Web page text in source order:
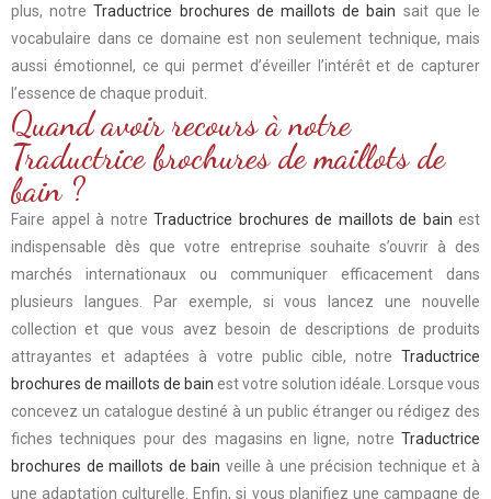
plus, notreTraductrice brochures de maillots de bain sait que le
vocabulaire dans ce domaine est non seulement technique, mais
aussi émotionnel, ce qui permet d’éveiller l’intérêt et de capturer
l’essence de chaque produit.
Quand avoir recours à notre
Traductrice brochures de maillots de
bain ?
Faire appel à notre Traductrice brochures de maillots de bain est
indispensable dès que votre entreprise souhaite s’ouvrir à des
marchés internationaux ou communiquer efficacement dans
plusieurs langues. Par exemple, si vous lancez une nouvelle
collection et que vous avez besoin de descriptions de produits
attrayantes et adaptées à votre public cible, notre Traductrice
brochures de maillots de bain est votre solution idéale. Lorsque vous
concevez un catalogue destiné à un public étranger ou rédigez des
fiches techniques pour des magasins en ligne, notre Traductrice
brochures de maillots de bain veille à une précision technique et à
une adaptation culturelle. Enfin, si vous planifiez une campagne de